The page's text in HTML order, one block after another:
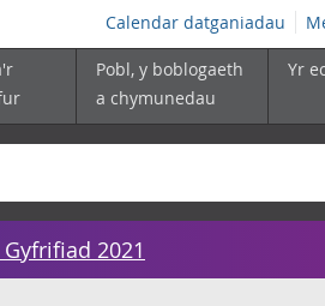
Calendar datganiadau
Pobl, y boblogaeth
a chymunedau
Yr
2021